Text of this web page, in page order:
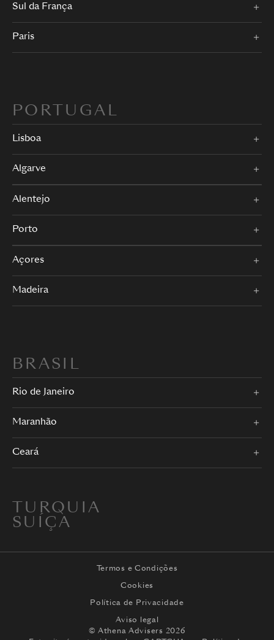
Sul da França
Paris
PORTUGAL
Lisboa
Algarve
Alentejo
Porto
Açores
Madeira
BRASIL
Rio de Janeiro
Maranhão
Ceará
TURQUIA
SUÍÇA
Termos e Condições
Cookies
Política de Privacidade
Aviso legal
© Athena Advisers 2026